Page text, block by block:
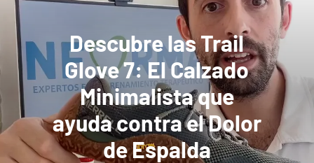
Descubre las Trail
Glove 7: El Calzado
Minimalista que
ayuda contra el Dolor
de Espalda